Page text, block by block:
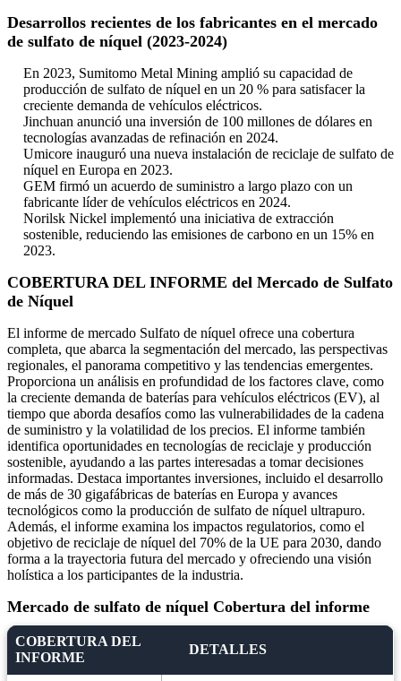
Desarrollos recientes de los fabricantes en el mercado
de sulfato de níquel (2023-2024)
En 2023, Sumitomo Metal Mining amplió su capacidad de
producción de sulfato de níquel en un 20 % para satisfacer la
creciente demanda de vehículos eléctricos.
Jinchuan anunció una inversión de 100 millones de dólares en
tecnologías avanzadas de refinación en 2024.
Umicore inauguró una nueva instalación de reciclaje de sulfato de
níquel en Europa en 2023.
GEM firmó un acuerdo de suministro a largo plazo con un
fabricante líder de vehículos eléctricos en 2024.
Norilsk Nickel implementó una iniciativa de extracción
sostenible, reduciendo las emisiones de carbono en un 15% en
2023.
COBERTURA DEL INFORME del Mercado de Sulfato
de Níquel
El informe de mercado Sulfato de níquel ofrece una cobertura
completa, que abarca la segmentación del mercado, las perspectivas
regionales, el panorama competitivo y las tendencias emergentes.
Proporciona un análisis en profundidad de los factores clave, como
la creciente demanda de baterías para vehículos eléctricos (EV), al
tiempo que aborda desafíos como las vulnerabilidades de la cadena
de suministro y la volatilidad de los precios. El informe también
identifica oportunidades en tecnologías de reciclaje y producción
sostenible, ayudando a las partes interesadas a tomar decisiones
informadas. Destaca importantes inversiones, incluido el desarrollo
de más de 30 gigafábricas de baterías en Europa y avances
tecnológicos como la producción de sulfato de níquel ultrapuro.
Además, el informe examina los impactos regulatorios, como el
objetivo de reciclaje de níquel del 70% de la UE para 2030, dando
forma a la trayectoria futura del mercado y ofreciendo una visión
holística a los participantes de la industria.
Mercado de sulfato de níquel Cobertura del informe
COBERTURA DEL
INFORME
DETALLES